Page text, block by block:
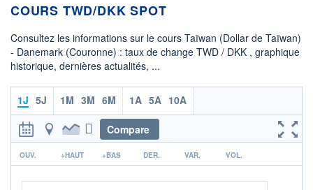
04h29
OUVERTURE
0,2005
CLÔTURE VEILLE
0,2010 0,2005
COTATION SPÉCIFIQUE
COURS TWD/DKK SPOT
Consultez les informations sur le cours Taïwan (Dollar de Taïwan)
- Danemark (Couronne) : taux de change TWD / DKK , graphique
historique, dernières actualités, ...
1J 5J 1M 3M 6M 1A 5A 10A
Compare
r
OUV. +HAUT +BAS DER. VAR. VOL.